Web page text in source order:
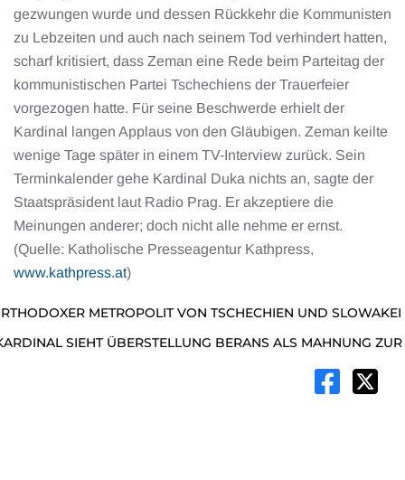
gezwungen wurde und dessen Rückkehr die Kommunisten
zu Lebzeiten und auch nach seinem Tod verhindert hatten,
scharf kritisiert, dass Zeman eine Rede beim Parteitag der
kommunistischen Partei Tschechiens der Trauerfeier
vorgezogen hatte. Für seine Beschwerde erhielt der
Kardinal langen Applaus von den Gläubigen. Zeman keilte
wenige Tage später in einem TV-Interview zurück. Sein
Terminkalender gehe Kardinal Duka nichts an, sagte der
Staatspräsident laut Radio Prag. Er akzeptiere die
Meinungen anderer; doch nicht alle nehme er ernst.
(Quelle: Katholische Presseagentur Kathpress,
www.kathpress.at)
METROPOLIT VON TSCHECHIEN UND
SIEHT ÜBERSTELLUNG BERANS ALS MAHNUNG